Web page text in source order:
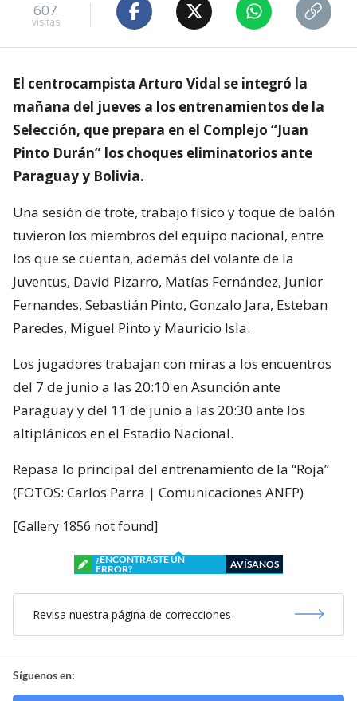
607
visitas
El centrocampista Arturo Vidal se integró la
mañana del jueves a los entrenamientos de la
Selección, que prepara en el Complejo “Juan
Pinto Durán” los choques eliminatorios ante
Paraguay y Bolivia.
Una sesión de trote, trabajo físico y toque de balón
tuvieron los miembros del equipo nacional, entre
los que se cuentan, además del volante de la
Juventus, David Pizarro, Matías Fernández, Junior
Fernandes, Sebastián Pinto, Gonzalo Jara, Esteban
Paredes, Miguel Pinto y Mauricio Isla.
Los jugadores trabajan con miras a los encuentros
del 7 de junio a las 20:10 en Asunción ante
Paraguay y del 11 de junio a las 20:30 ante los
altiplánicos en el Estadio Nacional.
Repasa lo principal del entrenamiento de la “Roja”
(FOTOS: Carlos Parra | Comunicaciones ANFP)
[Gallery 1856 not found]
¿ENCONTRASTE UN
ERROR?
AVÍSANOS
Revisa nuestra página de correcciones
Síguenos en: